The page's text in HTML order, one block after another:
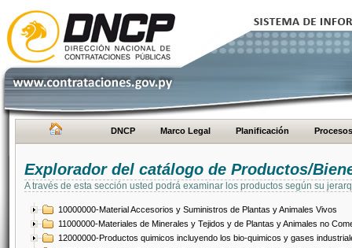
DNCP Marco Legal Planificación Procesos
Explorador del catálogo de Productos/
A través de esta sección usted podrá examinar los productos según su
10000000-Material Accesorios y Suministros de Plantas y Animales Vivos
11000000-Materiales de Minerales y Tejidos y de Plantas y Animales no
12000000-Productos quimicos incluyendo los bio-quimicos y gases